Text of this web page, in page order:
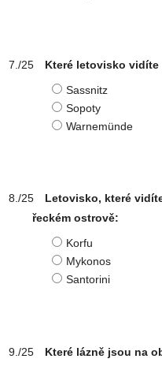
Které letovisko
Sassnitz
Sopoty
Warnemünde
Letovisko, které
řeckém ostrově:
Korfu
Mykonos
Santorini
Které lázně jsou na